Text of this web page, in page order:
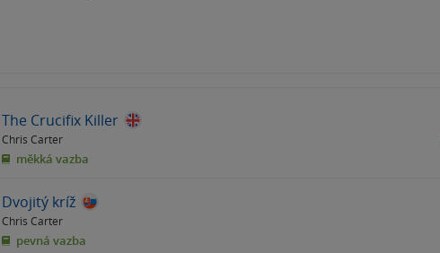
The Crucifix Killer
Chris Carter
měkká vazba
Dvojitý kríž
Chris Carter
pevná vazba